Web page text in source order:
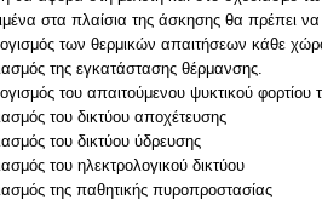
στα πλαίσια της άσκησης θα πρέπει να
των θερμικών απαιτήσεων κάθε
της εγκατάστασης θέρμανσης.
του απαιτούμενου ψυκτικού φορτίου
του δικτύου αποχέτευσης
του δικτύου ύδρευσης
του ηλεκτρολογικού δικτύου